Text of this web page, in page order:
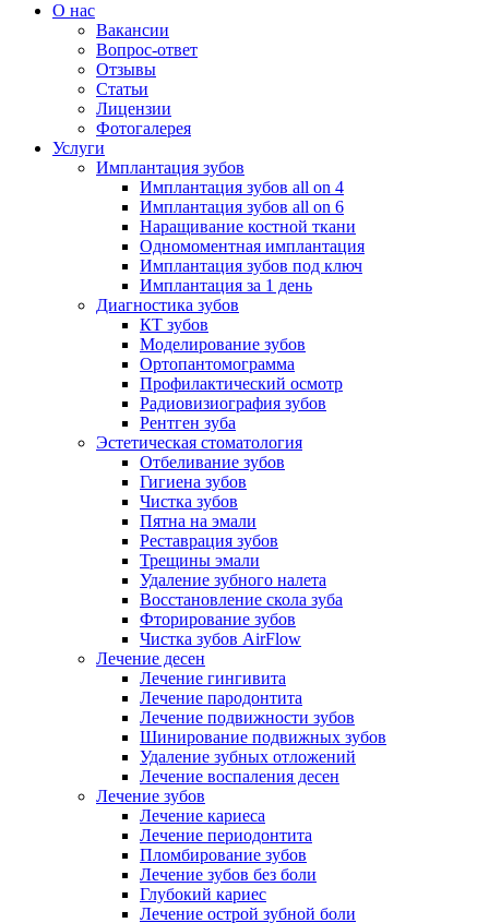
О нас
Вакансии
Вопрос-ответ
Отзывы
Статьи
Лицензии
Фотогалерея
Услуги
Имплантация зубов
Имплантация зубов all on 4
Имплантация зубов all on 6
Наращивание костной ткани
Одномоментная имплантация
Имплантация зубов под ключ
Имплантация за 1 день
Диагностика зубов
КТ зубов
Моделирование зубов
Ортопантомограмма
Профилактический осмотр
Радиовизиография зубов
Рентген зуба
Эстетическая стоматология
Отбеливание зубов
Гигиена зубов
Чистка зубов
Пятна на эмали
Реставрация зубов
Трещины эмали
Удаление зубного налета
Восстановление скола зуба
Фторирование зубов
Чистка зубов AirFlow
Лечение десен
Лечение гингивита
Лечение пародонтита
Лечение подвижности зубов
Шинирование подвижных зубов
Удаление зубных отложений
Лечение воспаления десен
Лечение зубов
Лечение кариеса
Лечение периодонтита
Пломбирование зубов
Лечение зубов без боли
Глубокий кариес
Лечение острой зубной боли